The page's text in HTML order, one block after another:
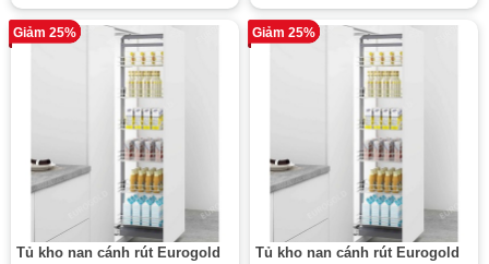
Giảm 25%
Tủ kho nan cánh rút Eurogold
Giảm 25%
Tủ kho nan cánh rút Eurogold